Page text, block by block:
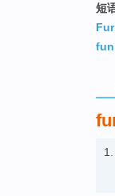
短
1.